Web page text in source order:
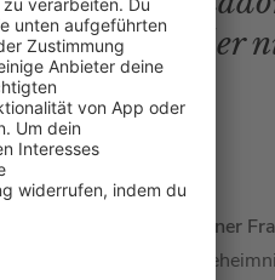
Sender
Mit den Waffeln einer
an das ein oder andere